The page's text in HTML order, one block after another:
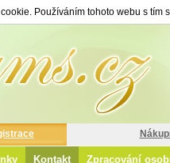
Používáním tohoto webu s tím
Kontakt Zpracování